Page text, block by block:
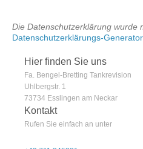
Die Datenschutzerklärung wurde
Datenschutzerklärungs-
Hier finden Sie uns
Fa. Bengel-Bretting Tankrevision
Uhlbergstr. 1
73734 Esslingen am Neckar
Kontakt
Rufen Sie einfach an unter